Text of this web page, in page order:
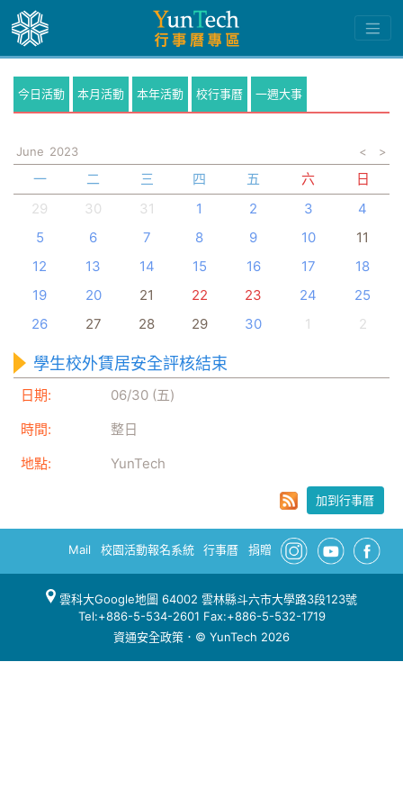
今日活動 本月活動 本年活動 校行事曆 一週大事
June 2023 < >
一 二 三 四 五 六
日
29
30 31 1 2 3
4
5
6 7 8 9 10
11
12
13 14 15 16 17
18
19
20 21 22 23 24
25
26
27 28 29 30 1 2
學生校外賃居安全評核結束
日期:
06/30 (五)
時間:
整日
地點:
YunTech
加到行事曆
Mail 校園活動報名系統 行事曆 捐贈
雲科大Google地圖 64002 雲林縣斗六市大學路3段123號
Tel:+886-5-534-2601 Fax:+886-5-532-1719
資通安全政策 ．© YunTech 2026